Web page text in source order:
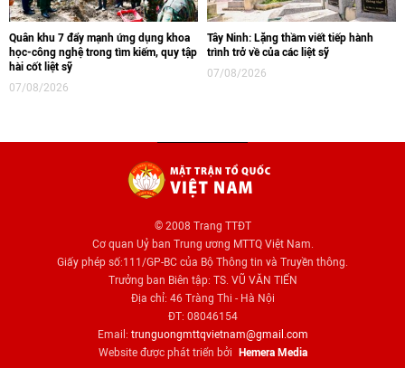
Quân khu 7 đẩy mạnh ứng dụng khoa
học-công nghệ trong tìm kiếm, quy tập
hài cốt liệt sỹ
07/08/2026
Tây Ninh: Lặng thầm viết tiếp hành
trình trở về của các liệt sỹ
07/08/2026
© 2008 Trang TTĐT
Cơ quan Uỷ ban Trung ương MTTQ Việt Nam.
Giấy phép số:111/GP-BC của Bộ Thông tin và Truyền thông.
Trưởng ban Biên tập: TS. VŨ VĂN TIẾN
Địa chỉ: 46 Tràng Thi - Hà Nội
ĐT: 08046154
Email: trunguongmttqvietnam@gmail.com
Website được phát triển bởi Hemera Media